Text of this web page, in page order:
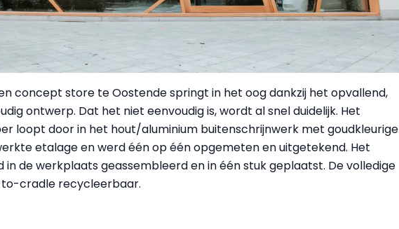
concept store te Oostende springt in het oog dankzij het opvallend,
ontwerp. Dat het niet eenvoudig is, wordt al snel duidelijk. Het
loopt door in het hout/aluminium buitenschrijnwerk met goudkleurige
etalage en werd één op één opgemeten en uitgetekend. Het
in de werkplaats geassembleerd en in één stuk geplaatst. De volledige
cradle recycleerbaar.